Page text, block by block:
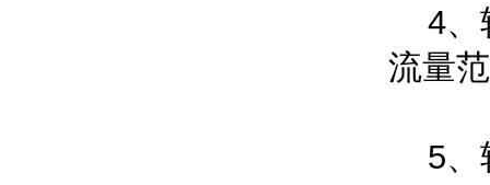
4、
流量范
5